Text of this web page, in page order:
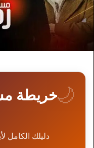
🌙خريطة
دليلك الكامل